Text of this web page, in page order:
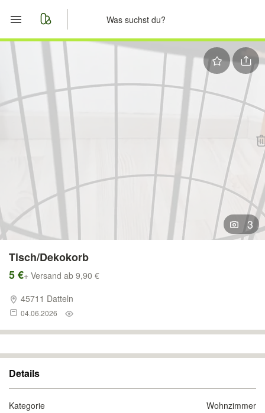
Merkliste
Nachrichten
Anzeige aufgeben
3
Tisch/Dekokorb
5 €+ Versand ab 9,90 €
45711 Datteln
04.06.2026
Details
Kategorie
Wohnzimmer